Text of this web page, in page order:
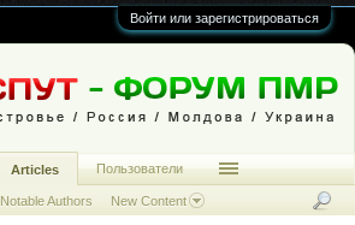
Войти или зарегистрироваться
Articles
Notable Authors New Content
Пользователи